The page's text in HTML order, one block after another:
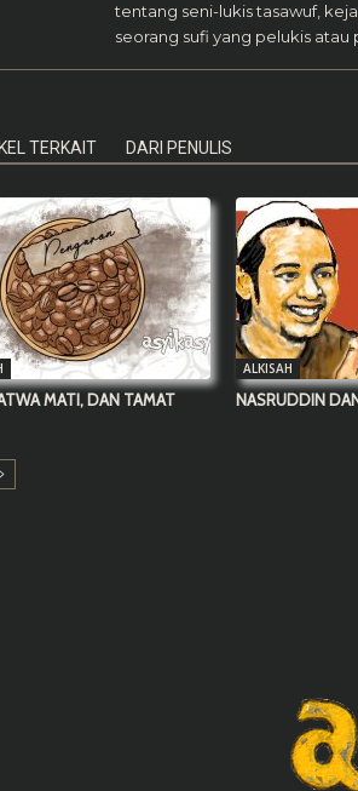
tentang seni-lukis tasawuf,
seorang sufi yang pelukis atau
TERKAIT DARI PENULIS
MATI, DAN TAMAT
ALKISAH
NASRUDDIN